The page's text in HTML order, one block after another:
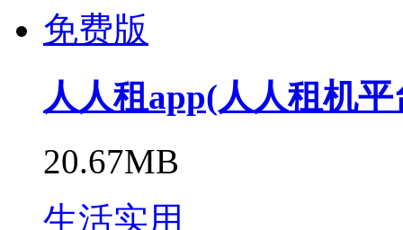
人人租app(人人租机
20.67MB
生活实用